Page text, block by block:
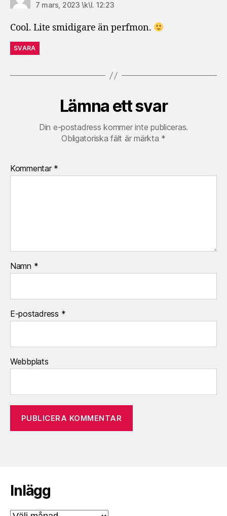
7 mars, 2023 \k\l. 12:23
Cool. Lite smidigare än perfmon.
SVARA
Lämna ett svar
Din e-postadress kommer inte publiceras.
Obligatoriska fält är märkta *
Kommentar *
Namn *
E-postadress *
Webbplats
Inlägg